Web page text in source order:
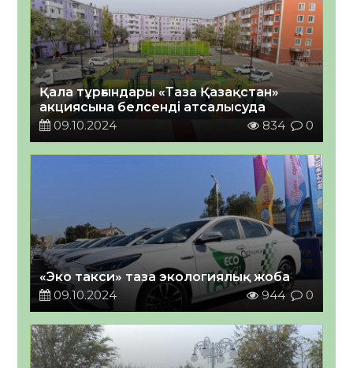
Қала тұрғындары «Таза Қазақстан»
акциясына белсенді атсалысуда
09.10.2024
834 0
«Эко такси» таза экологиялық жоба
09.10.2024
944 0